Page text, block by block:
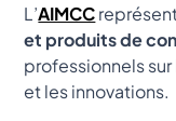
L’AIMCC
et produits de
professionnels
et les innovations.